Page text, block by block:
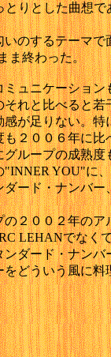
りとした曲想で
のするテーマで
ま終わった。
ュニケーショ
れと比べると
が足りない。
２００６年に
ループの成熟
YOU"に
ダード・ナンバー
２００２年の
LEHANでなく
ダード・ナン
どういう風に料